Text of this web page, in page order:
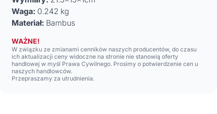
Waga: 0.242 kg
Materiał: Bambus
WAŻNE!
W związku ze zmianami cenników naszych producentów, do czasu
ich aktualizacji ceny widoczne na stronie nie stanowią oferty
handlowej w myśl Prawa Cywilnego. Prosimy o potwierdzenie cen u
naszych handlowców.
Przepraszamy za utrudnienia.